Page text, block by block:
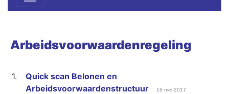
Arbeidsvoorwaardenregeling
1.
Quick scan Belonen en
Arbeidsvoorwaardenstructuur
16 mei 2017